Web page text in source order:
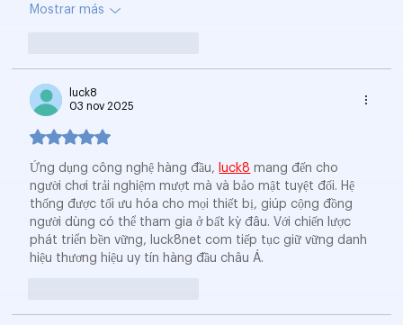
Mostrar más
luck8
03 nov 2025
Obtuvo 5 de 5 estrellas.
Ứng dụng công nghệ hàng đầu, luck8 mang đến cho
người chơi trải nghiệm mượt mà và bảo mật tuyệt đối. Hệ
thống được tối ưu hóa cho mọi thiết bị, giúp cộng đồng
người dùng có thể tham gia ở bất kỳ đâu. Với chiến lược
phát triển bền vững, luck8net com tiếp tục giữ vững danh
hiệu thương hiệu uy tín hàng đầu châu Á.